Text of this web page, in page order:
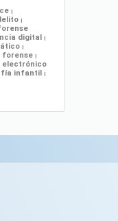
|
|
digital |
|
forense |
electrónico
infantil |